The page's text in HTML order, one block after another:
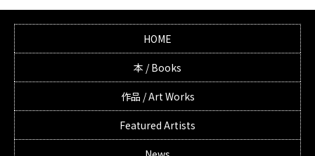
HOME
本 / Books
作品 / Art Works
Featured Artists